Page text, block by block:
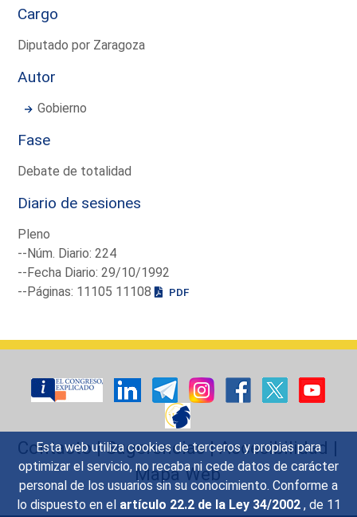
Esta web utiliza cookies de terceros y propias para
optimizar el servicio, no recaba ni cede datos de carácter
personal de los usuarios sin su conocimiento. Conforme a
lo dispuesto en el artículo 22.2 de la Ley 34/2002 , de 11
Cargo
Diputado por Zaragoza
Autor
Gobierno
Fase
Debate de totalidad
Diario de sesiones
Pleno
--Núm. Diario: 224
--Fecha Diario: 29/10/1992
--Páginas: 11105 11108
PDF
Contacto|Sugerencias|Accesibilidad |
Mapa Web